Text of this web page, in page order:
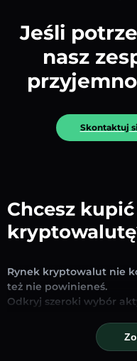
Jeśli
nasz
Skontaktuj
Chcesz
Rynek kryptowalut nie
też nie powinieneś.
Odkryj szeroki wybór
tego, czy szukasz
altcoinów czy nowych